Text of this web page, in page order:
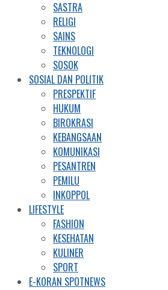
SASTRA
RELIGI
SAINS
TEKNOLOGI
SOSOK
SOSIAL DAN POLITIK
PRESPEKTIF
HUKUM
BIROKRASI
KEBANGSAAN
KOMUNIKASI
PESANTREN
PEMILU
INKOPPOL
LIFESTYLE
FASHION
KESEHATAN
KULINER
SPORT
E-KORAN SPOTNEWS